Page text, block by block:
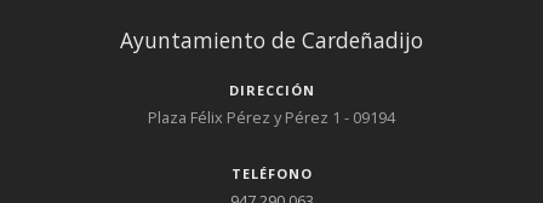
Ayuntamiento de Cardeñadijo
DIRECCIÓN
Plaza Félix Pérez y Pérez 1 - 09194
TELÉFONO